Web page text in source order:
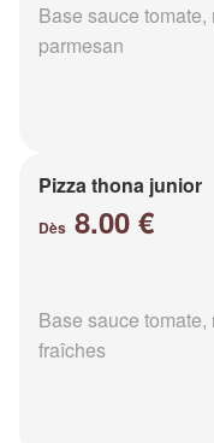
Base sauce
parmesan
Pizza thona junior
Dès 8.00 €
Base sauce
fraîches